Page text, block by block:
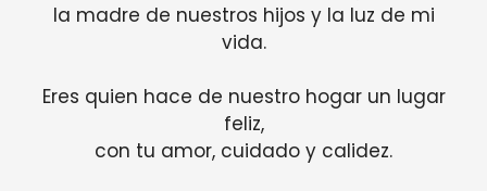
la madre de nuestros hijos y la luz de mi
vida.
Eres quien hace de nuestro hogar un lugar
feliz,
con tu amor, cuidado y calidez.